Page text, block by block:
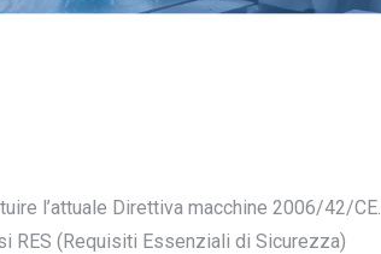
l’attuale Direttiva macchine 2006/42/CE.
RES (Requisiti Essenziali di Sicurezza)